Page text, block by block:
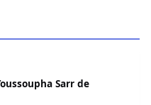
Sarr de